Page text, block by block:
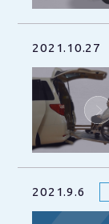
2021.10.27
2021.9.6